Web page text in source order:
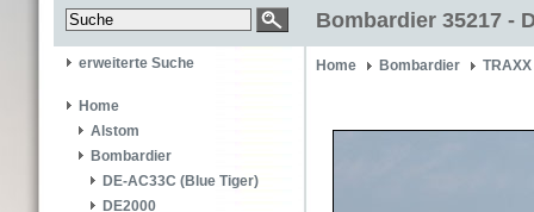
Bombardier 35217 -
erweiterte Suche
Home
Alstom
Bombardier
DE-AC33C (Blue Tiger)
DE2000
Home Bombardier